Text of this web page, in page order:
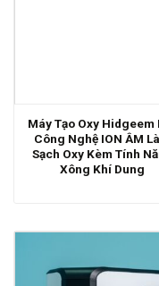
Máy Tạo Oxy Hidgeem
Công Nghệ ION ÂM
Sạch Oxy Kèm Tính
Xông Khí Dung